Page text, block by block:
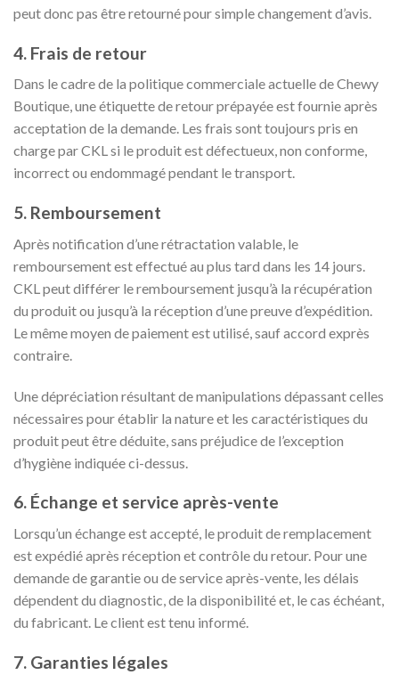
peut donc pas être retourné pour simple changement d’avis.
4. Frais de retour
Dans le cadre de la politique commerciale actuelle de Chewy
Boutique, une étiquette de retour prépayée est fournie après
acceptation de la demande. Les frais sont toujours pris en
charge par CKL si le produit est défectueux, non conforme,
incorrect ou endommagé pendant le transport.
5. Remboursement
Après notification d’une rétractation valable, le
remboursement est effectué au plus tard dans les 14 jours.
CKL peut différer le remboursement jusqu’à la récupération
du produit ou jusqu’à la réception d’une preuve d’expédition.
Le même moyen de paiement est utilisé, sauf accord exprès
contraire.
Une dépréciation résultant de manipulations dépassant celles
nécessaires pour établir la nature et les caractéristiques du
produit peut être déduite, sans préjudice de l’exception
d’hygiène indiquée ci-dessus.
6. Échange et service après-vente
Lorsqu’un échange est accepté, le produit de remplacement
est expédié après réception et contrôle du retour. Pour une
demande de garantie ou de service après-vente, les délais
dépendent du diagnostic, de la disponibilité et, le cas échéant,
du fabricant. Le client est tenu informé.
7. Garanties légales